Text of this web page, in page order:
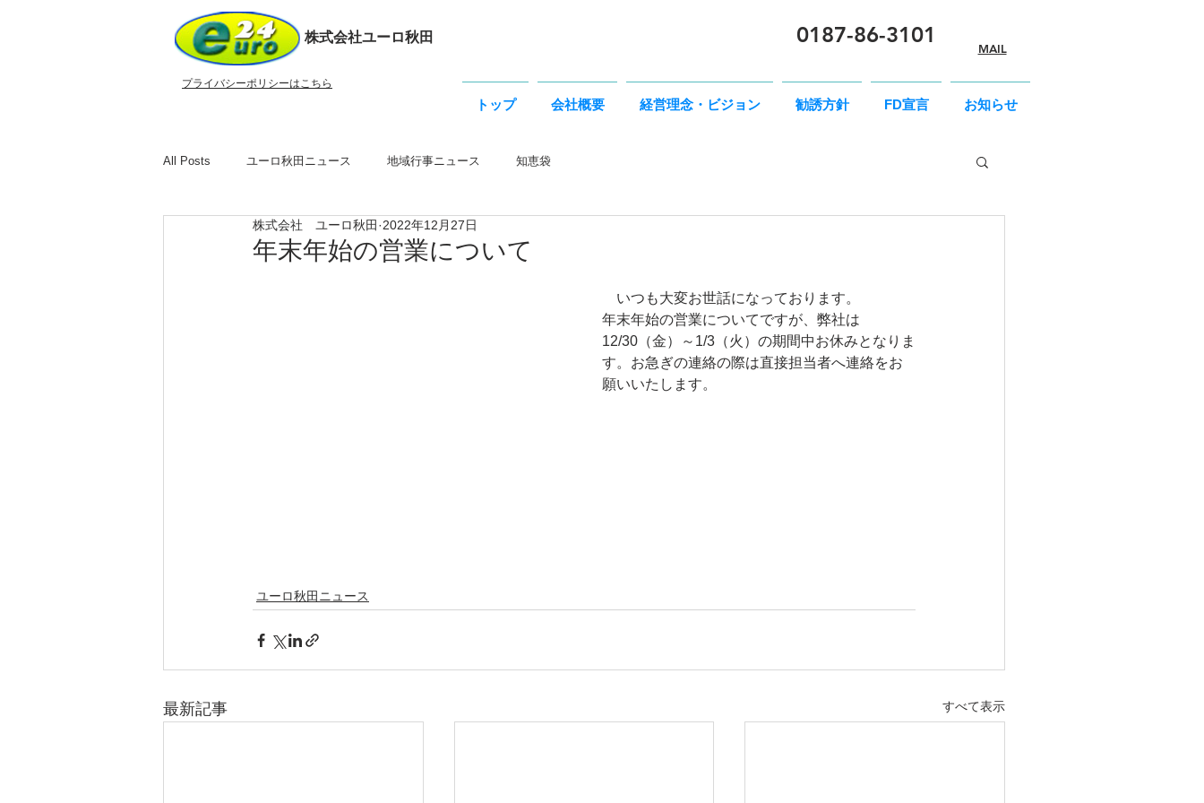
株式会社ユーロ秋田
​プライバシーポリシーはこちら
0187-86-3101
​MAIL
トップ 会社概要 経営理念・ビジョン 勧誘方針 FD宣言 お知らせ
All Posts ユーロ秋田ニュース 地域行事ニュース 知恵袋
年末年始の営業について
株式会社 ユーロ秋田 2022年12月27日
いつも大変お世話になっております。
年末年始の営業についてですが、弊社は
12/30（金）～1/3（火）の期間中お休みとなりま
す。お急ぎの連絡の際は直接担当者へ連絡をお
願いいたします。
ユーロ秋田ニュース
最新記事 すべて表示